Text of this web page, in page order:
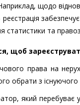
щодо
реєстрація
статистики та
щоб
права на
обрати з існуючого
який перебуває